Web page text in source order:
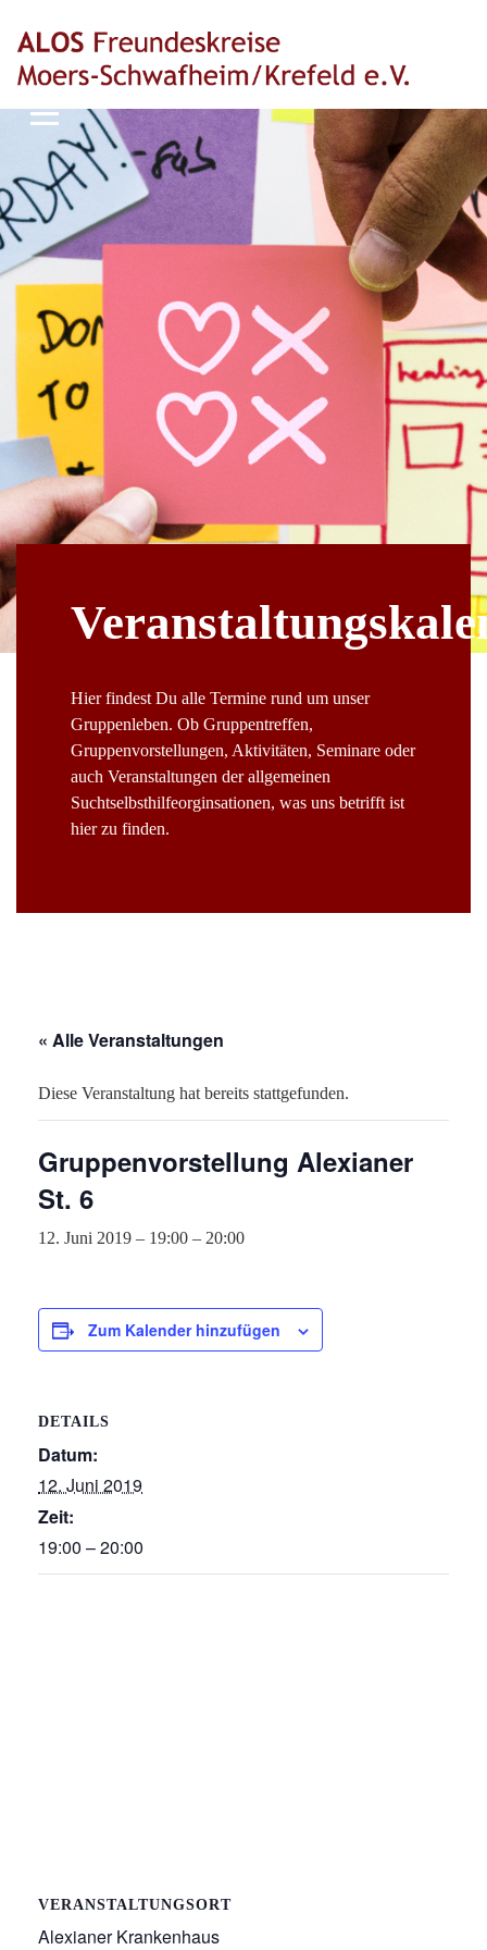
Hier findest Du alle Termine rund um unser
Gruppenleben. Ob Gruppentreffen,
Gruppenvorstellungen, Aktivitäten, Seminare oder
auch Veranstaltungen der allgemeinen
Suchtselbsthilfeorginsationen, was uns betrifft ist
hier zu finden.
« Alle Veranstaltungen
Diese Veranstaltung hat bereits stattgefunden.
Gruppenvorstellung Alexianer
St. 6
12. Juni 2019 – 19:00 – 20:00
Zum Kalender hinzufügen
DETAILS
Datum:
12. Juni 2019
Zeit:
19:00 – 20:00
VERANSTALTUNGSORT
Alexianer Krankenhaus